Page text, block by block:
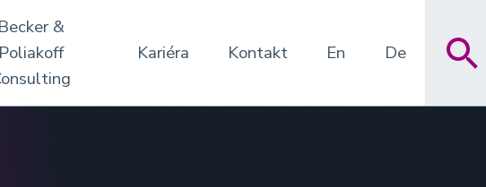
Becker &
Poliakoff
Kariéra Kontakt En De